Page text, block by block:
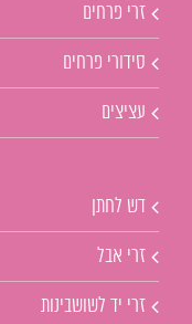
זרי פרחים
סידורי פרחים
עציצים
דש לחתן
זרי אבל
זרי יד לשושבינות